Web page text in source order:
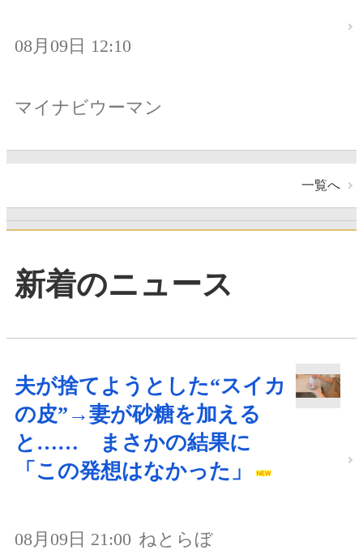
08月09日 12:10
マイナビウーマン
一覧へ
新着のニュース
夫が捨てようとした“スイカ
の皮”→妻が砂糖を加える
と…… まさかの結果に
「この発想はなかった」
08月09日 21:00 ねとらぼ